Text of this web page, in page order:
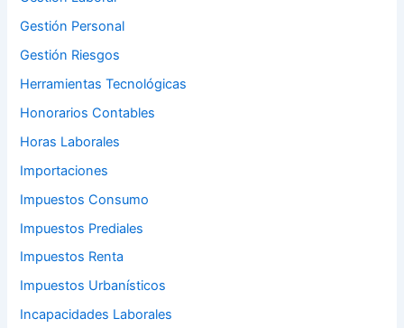
Gestión Personal
Gestión Riesgos
Herramientas Tecnológicas
Honorarios Contables
Horas Laborales
Importaciones
Impuestos Consumo
Impuestos Prediales
Impuestos Renta
Impuestos Urbanísticos
Incapacidades Laborales